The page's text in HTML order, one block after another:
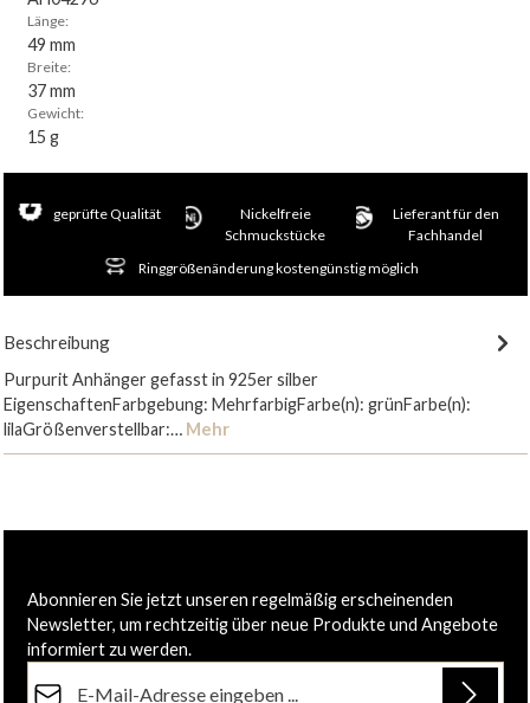
Länge:
49 mm
Breite:
37 mm
Gewicht:
15 g
geprüfte Qualität
Nickelfreie
Schmuckstücke
Lieferant für den
Fachhandel
Ringgrößenänderung kostengünstig möglich
Beschreibung
Purpurit Anhänger gefasst in 925er silber
EigenschaftenFarbgebung: MehrfarbigFarbe(n): grünFarbe(n):
lilaGrößenverstellbar:… Mehr
Abonnieren Sie jetzt unseren regelmäßig erscheinenden
Newsletter, um rechtzeitig über neue Produkte und Angebote
informiert zu werden.